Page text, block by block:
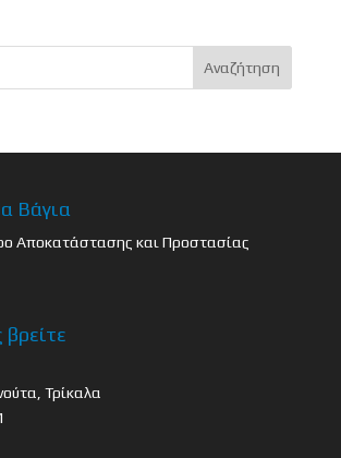
Βάγια
Αποκατάστασης και Προστασίας
Τρίκαλα